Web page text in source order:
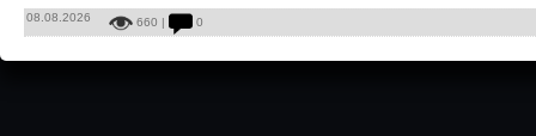
08.08.2026 660 | 0